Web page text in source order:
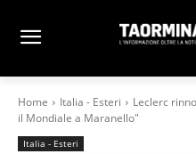
Home Italia - Esteri
Leclerc
il Mondiale a Maranello"
Italia - Esteri